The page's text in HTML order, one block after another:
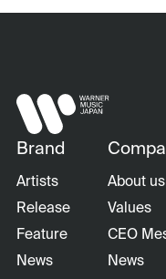
Brand
Artists
Release
Feature
News
About us
Values
CEO
News